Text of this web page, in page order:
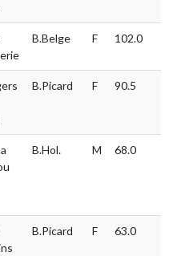
B.Belge F 102.0
B.Picard F 90.5
B.Hol. M 68.0
B.Picard F 63.0